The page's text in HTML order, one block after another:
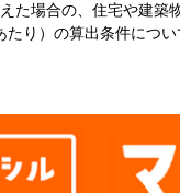
た場合の、住宅や建
り）の算出条件につい